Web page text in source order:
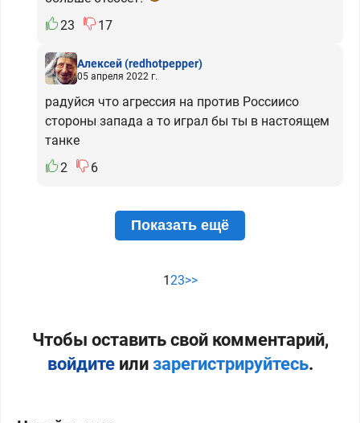
23
17
Алексей(redhotpepper)
05 апреля 2022 г.
радуйся что агрессия на против Россиисо
стороны запада а то играл бы ты в настоящем
танке
2
6
Показать ещё
123>>
Чтобы оставить свой комментарий,
войдитеили зарегистрируйтесь.